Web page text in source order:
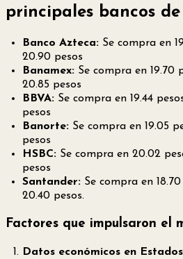
principales bancos
Banco Azteca: Se compra en
20.90 pesos
Banamex: Se compra en 19.70
20.85 pesos
BBVA: Se compra en 19.44
pesos
Banorte: Se compra en 19.05
pesos
HSBC: Se compra en 20.02
pesos
Santander: Se compra en
20.40 pesos.
Factores que impulsaron el
Datos económicos en